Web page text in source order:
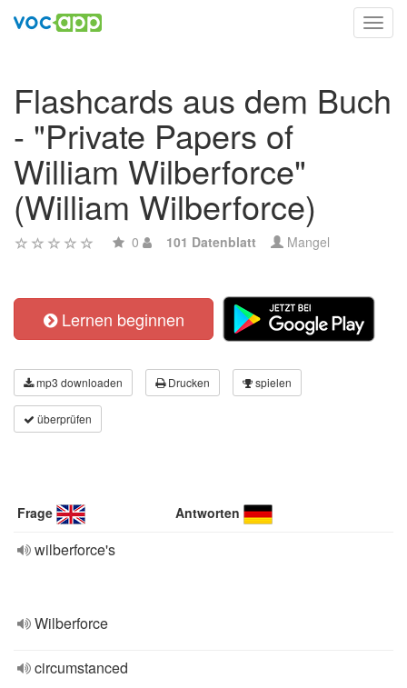
Flashcards aus dem Buch
- "Private Papers of
William Wilberforce"
(William Wilberforce)
0 101 Datenblatt Mangel
Lernen beginnen
mp3 downloaden Drucken spielen
überprüfen
Frage Antworten
wilberforce's
Wilberforce
circumstanced